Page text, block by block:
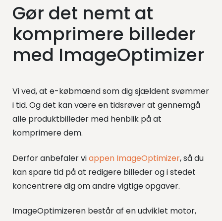
Gør det nemt at
komprimere billeder
med ImageOptimizer
Vi ved, at e-købmænd som dig sjældent svømmer
i tid. Og det kan være en tidsrøver at gennemgå
alle produktbilleder med henblik på at
komprimere dem.
Derfor anbefaler viappen ImageOptimizer, så du
kan spare tid på at redigere billeder og i stedet
koncentrere dig om andre vigtige opgaver.
ImageOptimizeren består af en udviklet motor,